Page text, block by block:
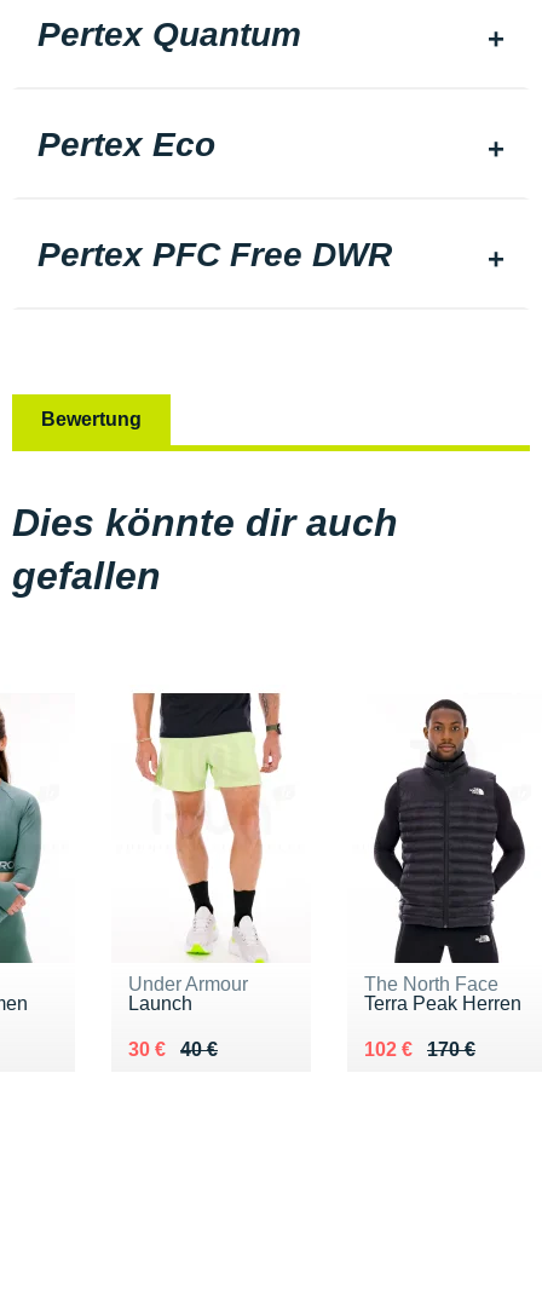
Pertex Quantum
Pertex Eco
Pertex PFC Free DWR
Bewertung
Dies könnte dir auch
gefallen
Under Armour
Launch
40 €
Au lieu de 40 €
30 €
Vendu 30 €
The North Face
Terra Peak Herren
170 €
Au lieu de 170 €
102 €
Vendu 102 €